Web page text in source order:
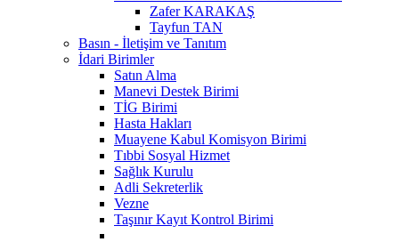
Zafer KARAKAŞ
Tayfun TAN
Basın - İletişim ve Tanıtım
İdari Birimler
Satın Alma
Manevi Destek Birimi
TİG Birimi
Hasta Hakları
Muayene Kabul Komisyon Birimi
Tıbbi Sosyal Hizmet
Sağlık Kurulu
Adli Sekreterlik
Vezne
Taşınır Kayıt Kontrol Birimi